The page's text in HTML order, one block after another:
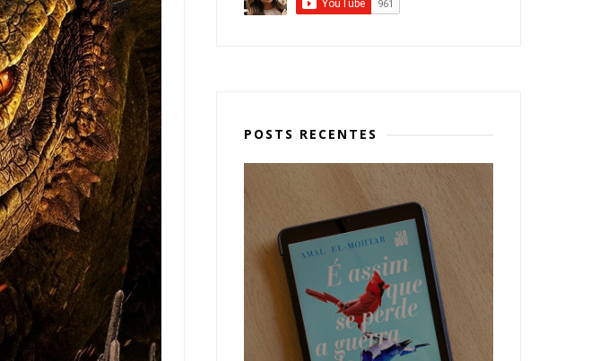
POSTS RECENTES